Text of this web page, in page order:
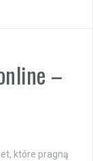
–
które pragną